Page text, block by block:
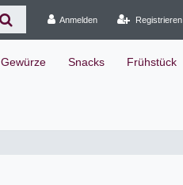
Anmelden Registrieren
Gewürze Snacks Frühstück